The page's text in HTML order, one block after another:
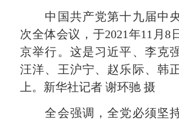
中国共产党第十九届中
次全体会议，于2021年11月8
京举行。这是习近平、李克
汪洋、王沪宁、赵乐际、韩
上。新华社记者 谢环驰 摄
全会强调，全党必须坚